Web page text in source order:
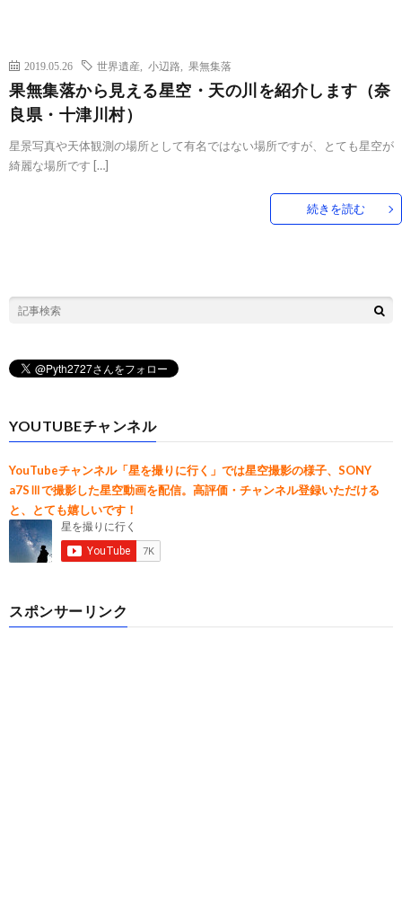
2019.05.26 世界遺産 小辺路 果無集落
果無集落から見える星空・天の川を紹介します（奈
良県・十津川村）
星景写真や天体観測の場所として有名ではない場所ですが、とても星空が
綺麗な場所です […]
続きを読む
YOUTUBEチャンネル
YouTubeチャンネル「星を撮りに行く」では星空撮影の様子、SONY
a7SⅢで撮影した星空動画を配信。高評価・チャンネル登録いただける
と、とても嬉しいです！
スポンサーリンク